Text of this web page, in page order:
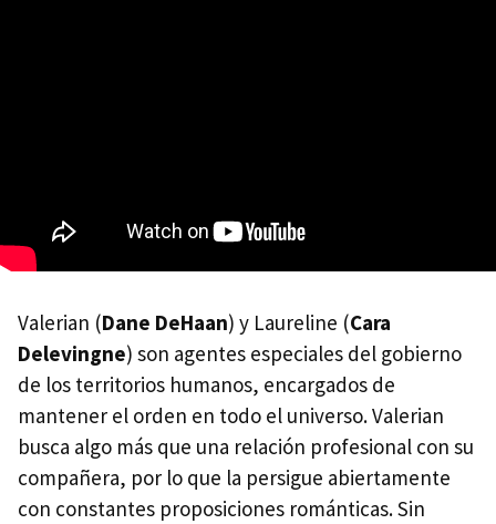
Valerian (Dane DeHaan) y Laureline (Cara
Delevingne) son agentes especiales del gobierno
de los territorios humanos, encargados de
mantener el orden en todo el universo. Valerian
busca algo más que una relación profesional con su
compañera, por lo que la persigue abiertamente
con constantes proposiciones románticas. Sin